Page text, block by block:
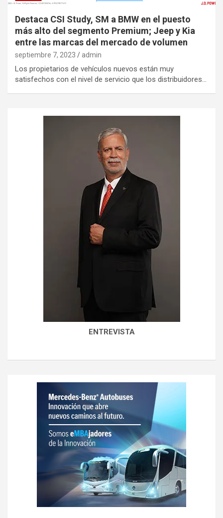
Destaca CSI Study, SM a BMW en el puesto
más alto del segmento Premium; Jeep y Kia
entre las marcas del mercado de volumen
septiembre 7, 2023 admin
Los propietarios de vehículos nuevos están muy
satisfechos con el nivel de servicio que los distribuidores…
ENTREVISTA